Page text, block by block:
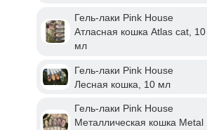
Гель-лаки Pink House
Атласная кошка Atlas cat, 10
мл
Гель-лаки Pink House
Лесная кошка, 10 мл
Гель-лаки Pink House
Металлическая кошка Metal